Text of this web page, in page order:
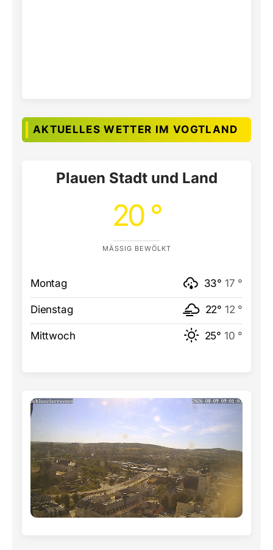
AKTUELLES WETTER IM VOGTLAND
Plauen Stadt und Land
20 °
MÄSSIG BEWÖLKT
Montag 33° 17 °
Dienstag 22° 12 °
Mittwoch 25° 10 °